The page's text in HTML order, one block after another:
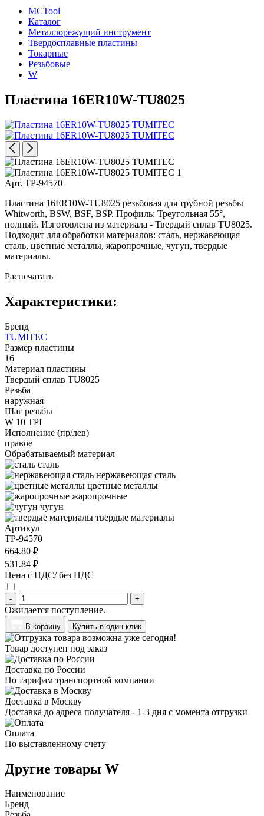
MCTool
Каталог
Металлорежущий инструмент
Твердосплавные пластины
Токарные
Резьбовые
W
Пластина 16ER10W-TU8025
Арт. TP-94570
Пластина 16ER10W-TU8025 резьбовая для трубной резьбы
Whitworth, BSW, BSF, BSP. Профиль: Треугольная 55°,
полный. Изготовлена из материала - Твердый сплав TU8025.
Подходит для обработки материалов: сталь, нержавеющая
сталь, цветные металлы, жаропрочные, чугун, твердые
материалы.
Распечатать
Характеристики:
Бренд
TUMITEC
Размер пластины
16
Материал пластины
Твердый сплав TU8025
Резьба
наружная
Шаг резьбы
W 10 TPI
Исполнение (пр/лев)
правое
Обрабатываемый материал
сталь
нержавеющая сталь
цветные металлы
жаропрочные
чугун
твердые материалы
Артикул
TP-94570
664.80 ₽
531.84 ₽
Цена с НДС/ без НДС
- +
Ожидается поступление.
В корзину Купить в один клик
Товар доступен под заказ
Доставка по России
По тарифам транспортной компании
Доставка в Москву
Доставка до адреса получателя - 1-3 дня с момента отгрузки
Оплата
По выставленному счету
Другие товары W
Наименование
Бренд